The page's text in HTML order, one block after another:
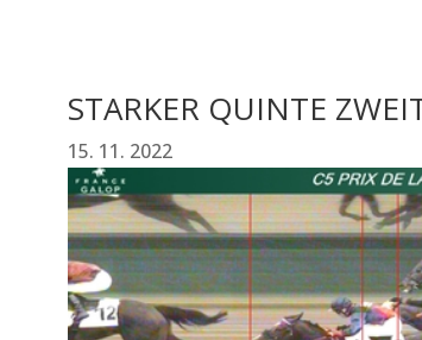
STARKER QUINTE
15. 11. 2022